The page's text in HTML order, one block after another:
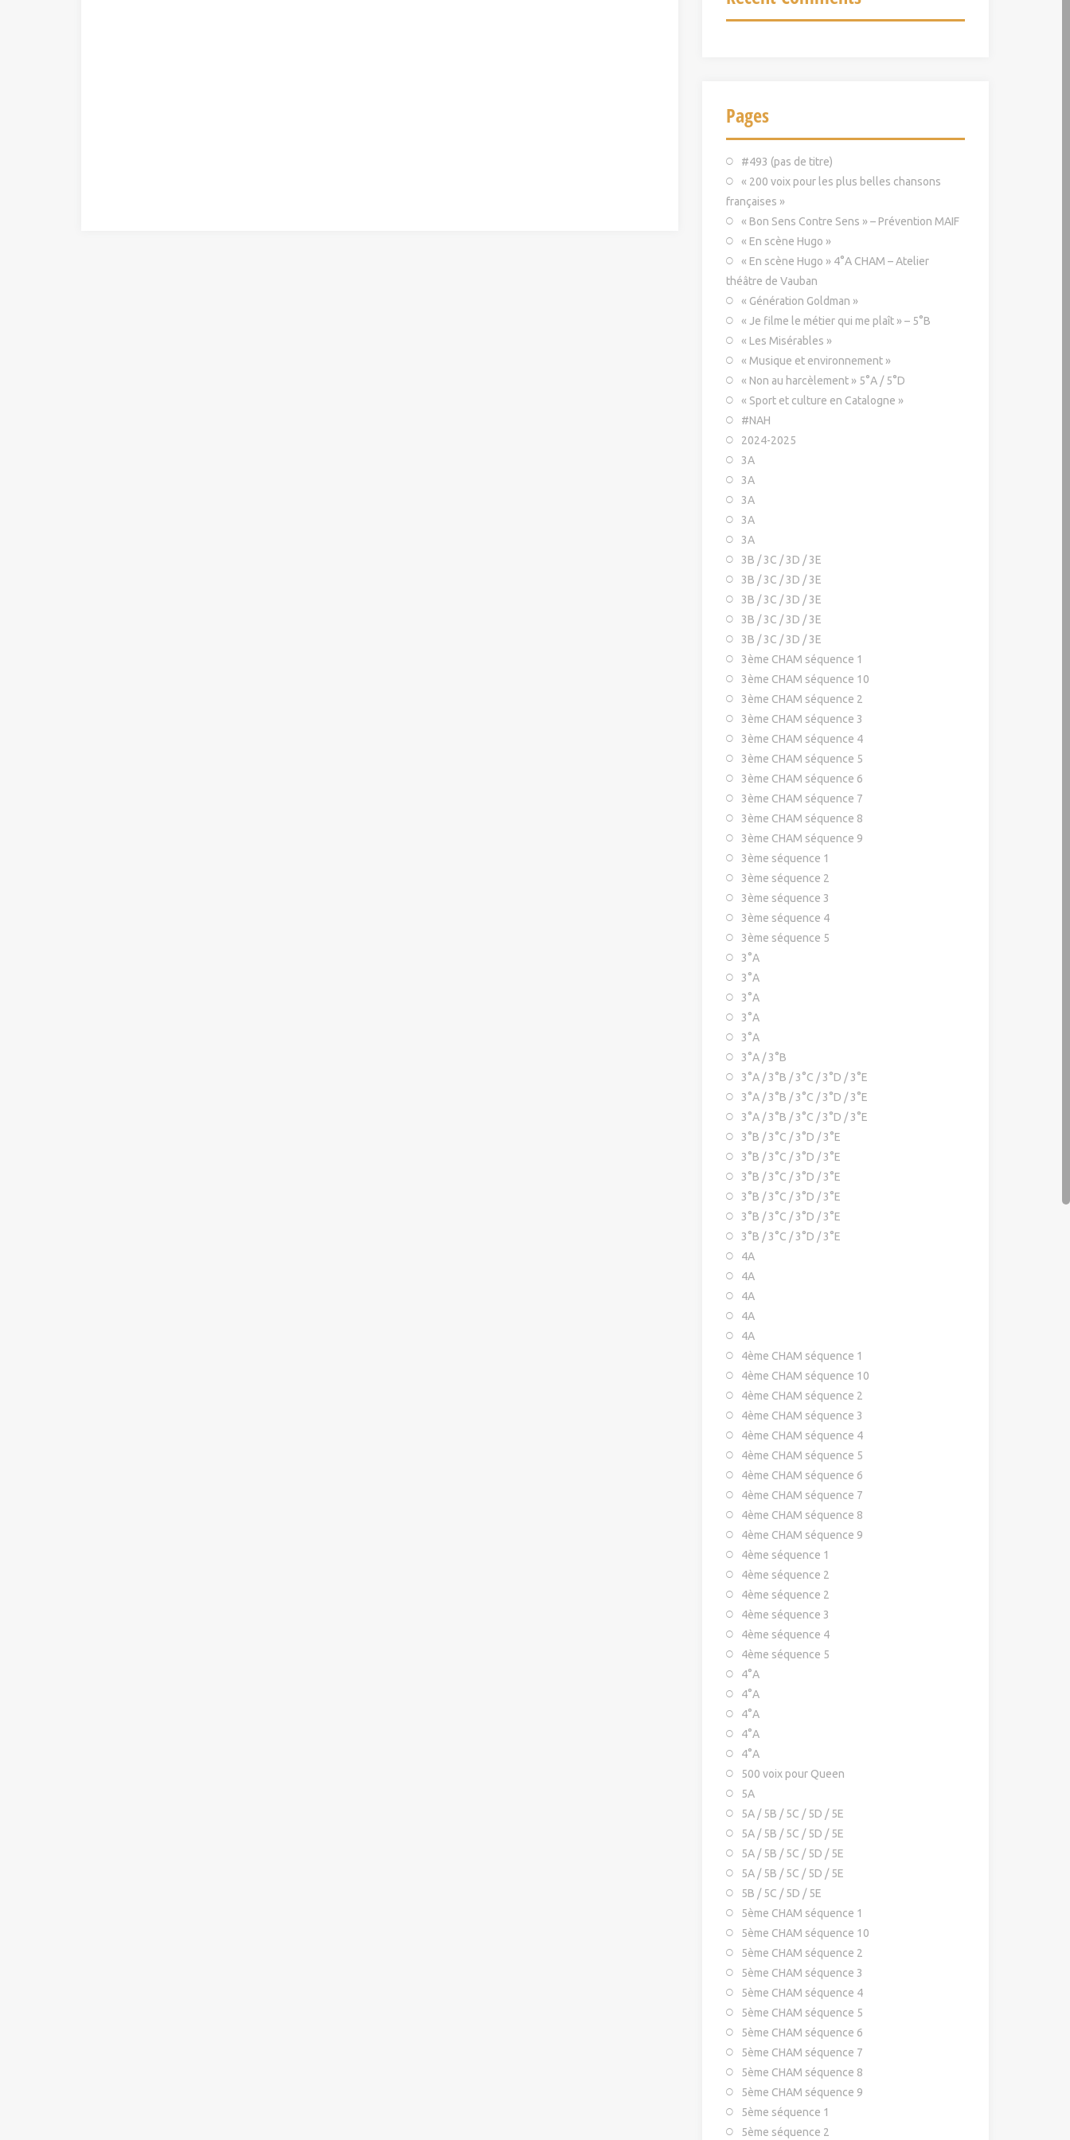
Pages
#493 (pas de titre)
« 200 voix pour les plus belles chansons
françaises »
« Bon Sens Contre Sens » – Prévention MAIF
« En scène Hugo »
« En scène Hugo » 4°A CHAM – Atelier
théâtre de Vauban
« Génération Goldman »
« Je filme le métier qui me plaît » – 5°B
« Les Misérables »
« Musique et environnement »
« Non au harcèlement » 5°A / 5°D
« Sport et culture en Catalogne »
#NAH
2024-2025
3A
3A
3A
3A
3A
3B / 3C / 3D / 3E
3B / 3C / 3D / 3E
3B / 3C / 3D / 3E
3B / 3C / 3D / 3E
3B / 3C / 3D / 3E
3ème CHAM séquence 1
3ème CHAM séquence 10
3ème CHAM séquence 2
3ème CHAM séquence 3
3ème CHAM séquence 4
3ème CHAM séquence 5
3ème CHAM séquence 6
3ème CHAM séquence 7
3ème CHAM séquence 8
3ème CHAM séquence 9
3ème séquence 1
3ème séquence 2
3ème séquence 3
3ème séquence 4
3ème séquence 5
3°A
3°A
3°A
3°A
3°A
3°A / 3°B
3°A / 3°B / 3°C / 3°D / 3°E
3°A / 3°B / 3°C / 3°D / 3°E
3°A / 3°B / 3°C / 3°D / 3°E
3°B / 3°C / 3°D / 3°E
3°B / 3°C / 3°D / 3°E
3°B / 3°C / 3°D / 3°E
3°B / 3°C / 3°D / 3°E
3°B / 3°C / 3°D / 3°E
3°B / 3°C / 3°D / 3°E
4A
4A
4A
4A
4A
4ème CHAM séquence 1
4ème CHAM séquence 10
4ème CHAM séquence 2
4ème CHAM séquence 3
4ème CHAM séquence 4
4ème CHAM séquence 5
4ème CHAM séquence 6
4ème CHAM séquence 7
4ème CHAM séquence 8
4ème CHAM séquence 9
4ème séquence 1
4ème séquence 2
4ème séquence 2
4ème séquence 3
4ème séquence 4
4ème séquence 5
4°A
4°A
4°A
4°A
4°A
500 voix pour Queen
5A
5A / 5B / 5C / 5D / 5E
5A / 5B / 5C / 5D / 5E
5A / 5B / 5C / 5D / 5E
5A / 5B / 5C / 5D / 5E
5B / 5C / 5D / 5E
5ème CHAM séquence 1
5ème CHAM séquence 10
5ème CHAM séquence 2
5ème CHAM séquence 3
5ème CHAM séquence 4
5ème CHAM séquence 5
5ème CHAM séquence 6
5ème CHAM séquence 7
5ème CHAM séquence 8
5ème CHAM séquence 9
5ème séquence 1
5ème séquence 2